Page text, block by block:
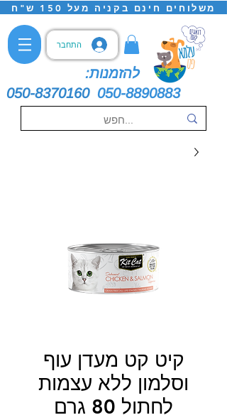
משלוחים חינם בקניה מעל 150 ש"ח
התחבר
להזמנות:
050-8370160 050-8890883
קיט קט מעדן עוף
וסלמון ללא עצמות
לחתול 80 גרם